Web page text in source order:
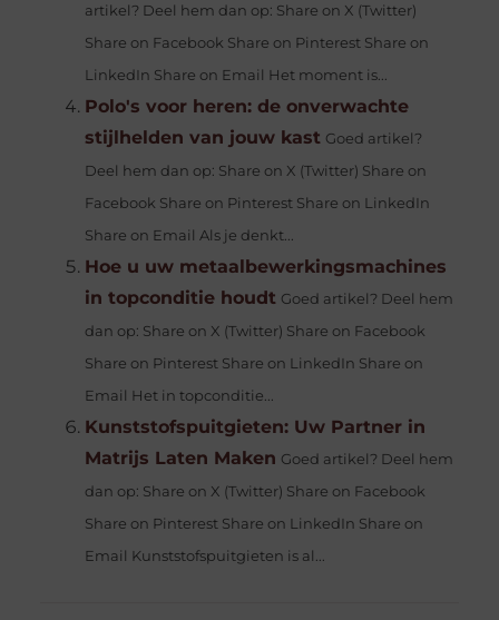
artikel? Deel hem dan op: Share on X (Twitter)
Share on Facebook Share on Pinterest Share on
LinkedIn Share on Email Het moment is...
Polo's voor heren: de onverwachte
stijlhelden van jouw kast Goed artikel?
Deel hem dan op: Share on X (Twitter) Share on
Facebook Share on Pinterest Share on LinkedIn
Share on Email Als je denkt...
Hoe u uw metaalbewerkingsmachines
in topconditie houdt Goed artikel? Deel hem
dan op: Share on X (Twitter) Share on Facebook
Share on Pinterest Share on LinkedIn Share on
Email Het in topconditie...
Kunststofspuitgieten: Uw Partner in
Matrijs Laten Maken Goed artikel? Deel hem
dan op: Share on X (Twitter) Share on Facebook
Share on Pinterest Share on LinkedIn Share on
Email Kunststofspuitgieten is al...